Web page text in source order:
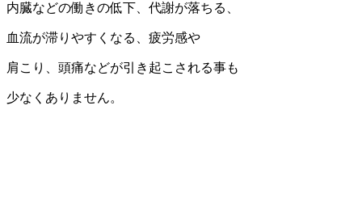
内臓などの働きの低下、代謝が落ちる、
血流が滞りやすくなる、疲労感や
肩こり、頭痛などが引き起こされる事も
少なくありません。